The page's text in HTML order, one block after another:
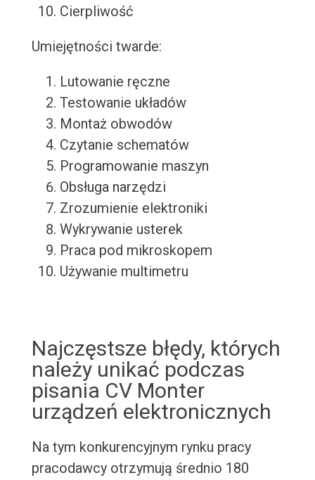
Cierpliwość
Umiejętności twarde:
Lutowanie ręczne
Testowanie układów
Montaż obwodów
Czytanie schematów
Programowanie maszyn
Obsługa narzędzi
Zrozumienie elektroniki
Wykrywanie usterek
Praca pod mikroskopem
Używanie multimetru
Najczęstsze błędy, których
należy unikać podczas
pisania CV Monter
urządzeń elektronicznych
Na tym konkurencyjnym rynku pracy
pracodawcy otrzymują średnio 180